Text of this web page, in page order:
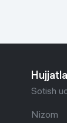
Sotish
Nizom